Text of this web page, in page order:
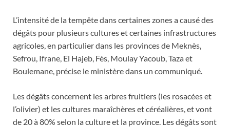
L’intensité de la tempête dans certaines zones a causé des
dégâts pour plusieurs cultures et certaines infrastructures
agricoles, en particulier dans les provinces de Meknès,
Sefrou, Ifrane, El Hajeb, Fès, Moulay Yacoub, Taza et
Boulemane, précise le ministère dans un communiqué.
Les dégâts concernent les arbres fruitiers (les rosacées et
l’olivier) et les cultures maraîchères et céréalières, et vont
de 20 à 80% selon la culture et la province. Les dégâts sont